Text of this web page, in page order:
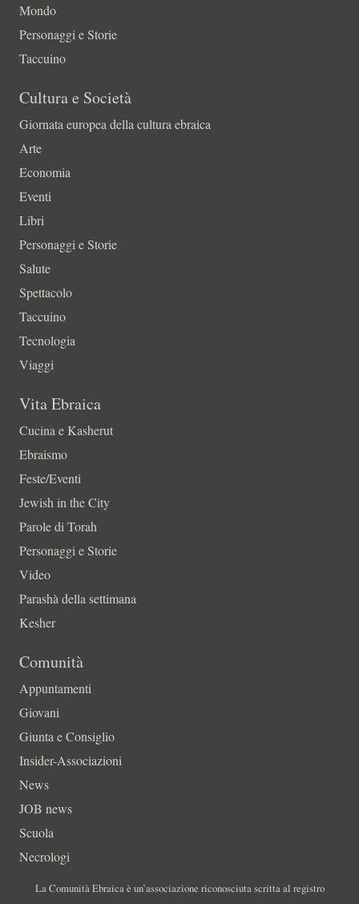
Mondo
Personaggi e Storie
Taccuino
Cultura e Società
Giornata europea della cultura ebraica
Arte
Economia
Eventi
Libri
Personaggi e Storie
Salute
Spettacolo
Taccuino
Tecnologia
Viaggi
Vita Ebraica
Cucina e Kasherut
Ebraismo
Feste/Eventi
Jewish in the City
Parole di Torah
Personaggi e Storie
Video
Parashà della settimana
Kesher
Comunità
Appuntamenti
Giovani
Giunta e Consiglio
Insider-Associazioni
News
JOB news
Scuola
Necrologi
La Comunità Ebraica è un’associazione riconosciuta scritta al registro